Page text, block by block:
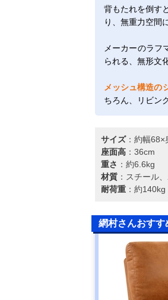
背もたれを倒す
り、無重力空間
メーカーのラフ
られる、無形文
メッシュ構造の
ちろん、リビン
サイズ：約幅68×
座面高：36cm
重さ ：約6.6kg
材質：スチール
耐荷重：約140kg
網村さんおす